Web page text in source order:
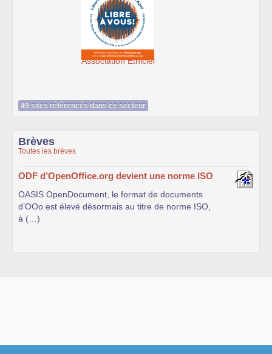
SeenThis - clx_asso_fr
49 sites référencés dans ce secteur
Brèves
Toutes les brèves
ODF d’OpenOffice.org devient une norme ISO
OASIS OpenDocument, le format de documents
d’OOo est élevé désormais au titre de norme ISO,
à (…)